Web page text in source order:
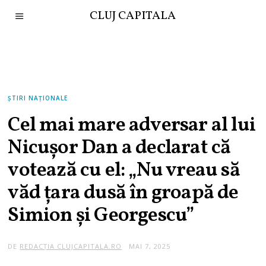
CLUJ CAPITALA
ȘTIRI NAȚIONALE
Cel mai mare adversar al lui
Nicușor Dan a declarat că
votează cu el: „Nu vreau să
văd țara dusă în groapă de
Simion și Georgescu”
DE REDACȚIA CLUJCAPITALA.RO MAI 7, 2025